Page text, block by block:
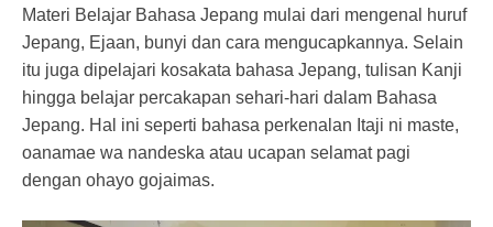
Materi Belajar Bahasa Jepang mulai dari mengenal huruf
Jepang, Ejaan, bunyi dan cara mengucapkannya. Selain
itu juga dipelajari kosakata bahasa Jepang, tulisan Kanji
hingga belajar percakapan sehari-hari dalam Bahasa
Jepang. Hal ini seperti bahasa perkenalan Itaji ni maste,
oanamae wa nandeska atau ucapan selamat pagi
dengan ohayo gojaimas.